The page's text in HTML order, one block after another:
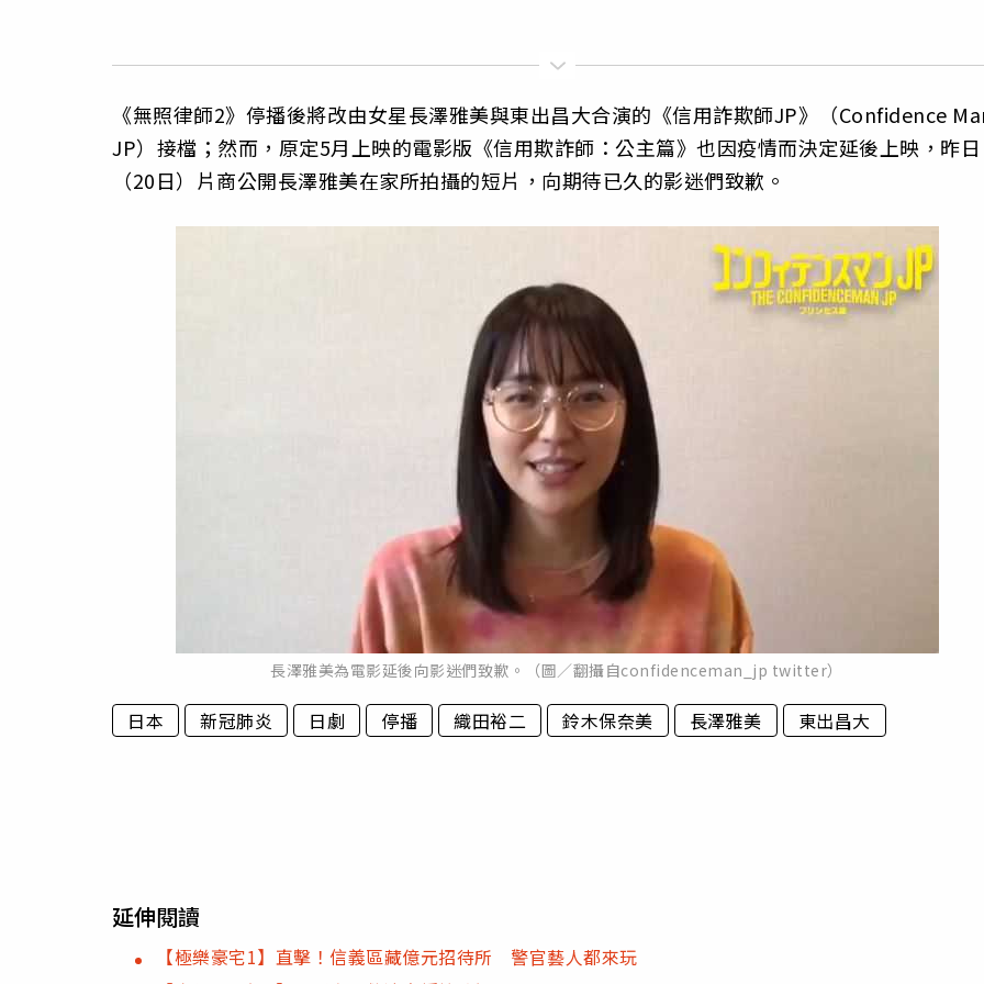
《無照律師2》停播後將改由女星長澤雅美與東出昌大合演的《信用詐欺師JP》（Confidence
JP）接檔；然而，原定5月上映的電影版《信用欺詐師：公主篇》也因疫情而決定延後上映，昨日
（20日）片商公開長澤雅美在家所拍攝的短片，向期待已久的影迷們致歉。
長澤雅美為電影延後向影迷們致歉。（圖／翻攝自confidenceman_jp twitter）
日本 新冠肺炎 日劇 停播 織田裕二 鈴木保奈美 長澤雅美 東出昌大
延伸閱讀
【極樂豪宅1】直擊！信義區藏億元招待所 警官藝人都來玩